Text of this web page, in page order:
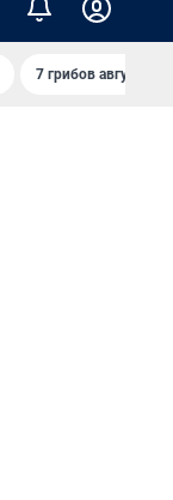
7 грибов августа